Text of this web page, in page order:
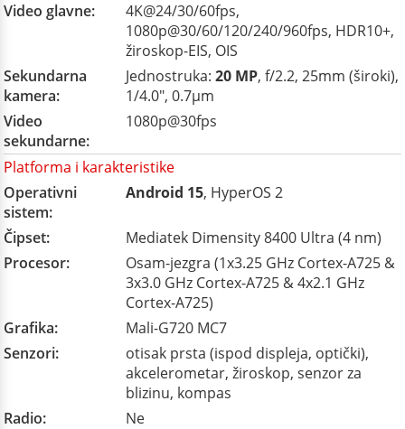
Video glavne:
4K@24/30/60fps,
1080p@30/60/120/240/960fps, HDR10+,
žiroskop-EIS, OIS
Sekundarna
kamera:
Jednostruka: 20 MP, f/2.2, 25mm (široki),
1/4.0", 0.7µm
Video
sekundarne:
1080p@30fps
Platforma i karakteristike
Operativni
sistem:
Android 15, HyperOS 2
Čipset:
Mediatek Dimensity 8400 Ultra (4 nm)
Procesor:
Osam-jezgra (1x3.25 GHz Cortex-A725 &
3x3.0 GHz Cortex-A725 & 4x2.1 GHz
Cortex-A725)
Grafika:
Mali-G720 MC7
Senzori:
otisak prsta (ispod displeja, optički),
akcelerometar, žiroskop, senzor za
blizinu, kompas
Radio:
Ne